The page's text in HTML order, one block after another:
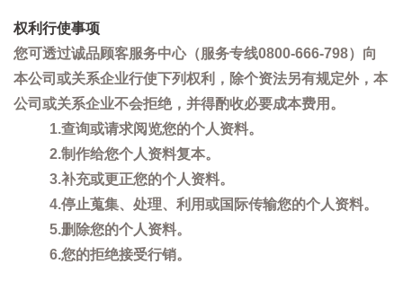
权利行使事项
您可透过诚品顾客服务中心（服务专线0800-666-798）向
本公司或关系企业行使下列权利，除个资法另有规定外，本
公司或关系企业不会拒绝，并得酌收必要成本费用。
1.查询或请求阅览您的个人资料。
2.制作给您个人资料复本。
3.补充或更正您的个人资料。
4.停止蒐集、处理、利用或国际传输您的个人资料。
5.删除您的个人资料。
6.您的拒绝接受行销。